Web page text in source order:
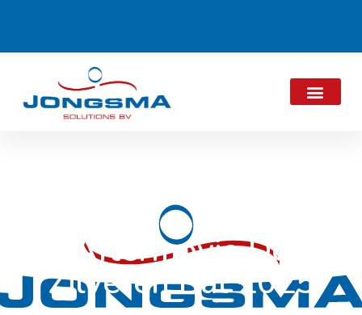
Aftermovie De
Zilveren Bal 2025